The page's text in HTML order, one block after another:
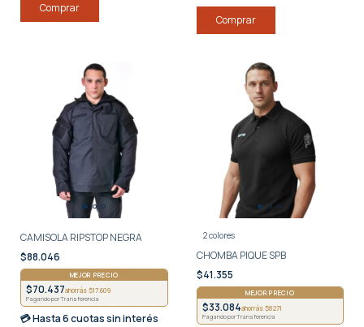
Comprar
Comprar
CAMISOLA RIPSTOP NEGRA
$88.046
MEJOR PRECIO
$70.437ahorrás $17.609
Pagando por Transferencia
💳 Hasta6 cuotas sin interés
2 colores
CHOMBA PIQUE SPB
$41.355
MEJOR PRECIO
$33.084ahorrás $8271
Pagando por Transferencia